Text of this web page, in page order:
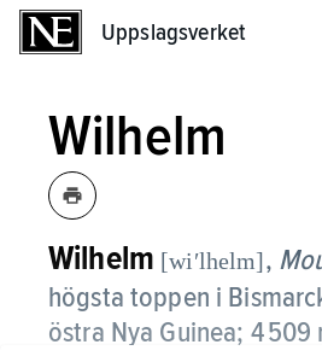
Uppslagsverket
Wilhelm
Wilhelm [wiʹlhelm],
högsta toppen i
östra Nya Guinea; 4 509